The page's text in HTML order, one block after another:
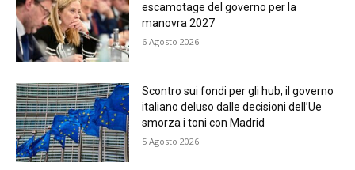
escamotage del governo per la
manovra 2027
6 Agosto 2026
Scontro sui fondi per gli hub, il governo
italiano deluso dalle decisioni dell’Ue
smorza i toni con Madrid
5 Agosto 2026